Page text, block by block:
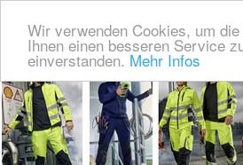
Wir verwenden Cookies, um
Ihnen einen besseren Service
einverstanden. Mehr Infos